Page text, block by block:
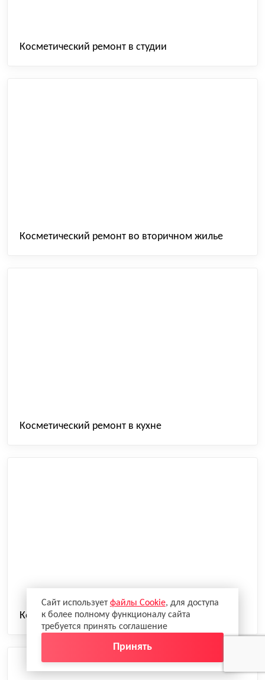
Косметический ремонт в студии
Косметический ремонт во вторичном жилье
Косметический ремонт в кухне
Косметический ремонт в новостройке
Сайт использует файлы Cookie, для доступа
к более полному функционалу сайта
требуется принять соглашение
Принять